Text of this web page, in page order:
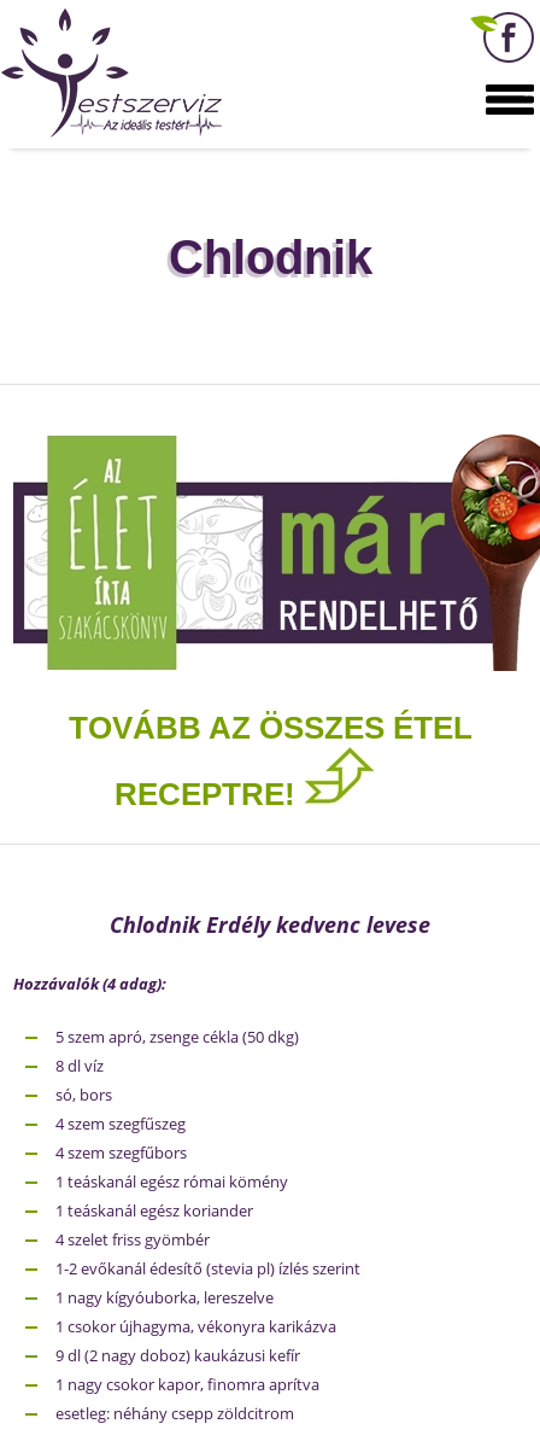
Chlodnik
TOVÁBB AZ ÖSSZES ÉTEL
RECEPTRE!
Chlodnik Erdély kedvenc levese
Hozzávalók (4 adag):
5 szem apró, zsenge cékla (50 dkg)
8 dl víz
só, bors
4 szem szegfűszeg
4 szem szegfűbors
1 teáskanál egész római kömény
1 teáskanál egész koriander
4 szelet friss gyömbér
1-2 evőkanál édesítő (stevia pl) ízlés szerint
1 nagy kígyóuborka, lereszelve
1 csokor újhagyma, vékonyra karikázva
9 dl (2 nagy doboz) kaukázusi kefír
1 nagy csokor kapor, finomra aprítva
esetleg: néhány csepp zöldcitrom